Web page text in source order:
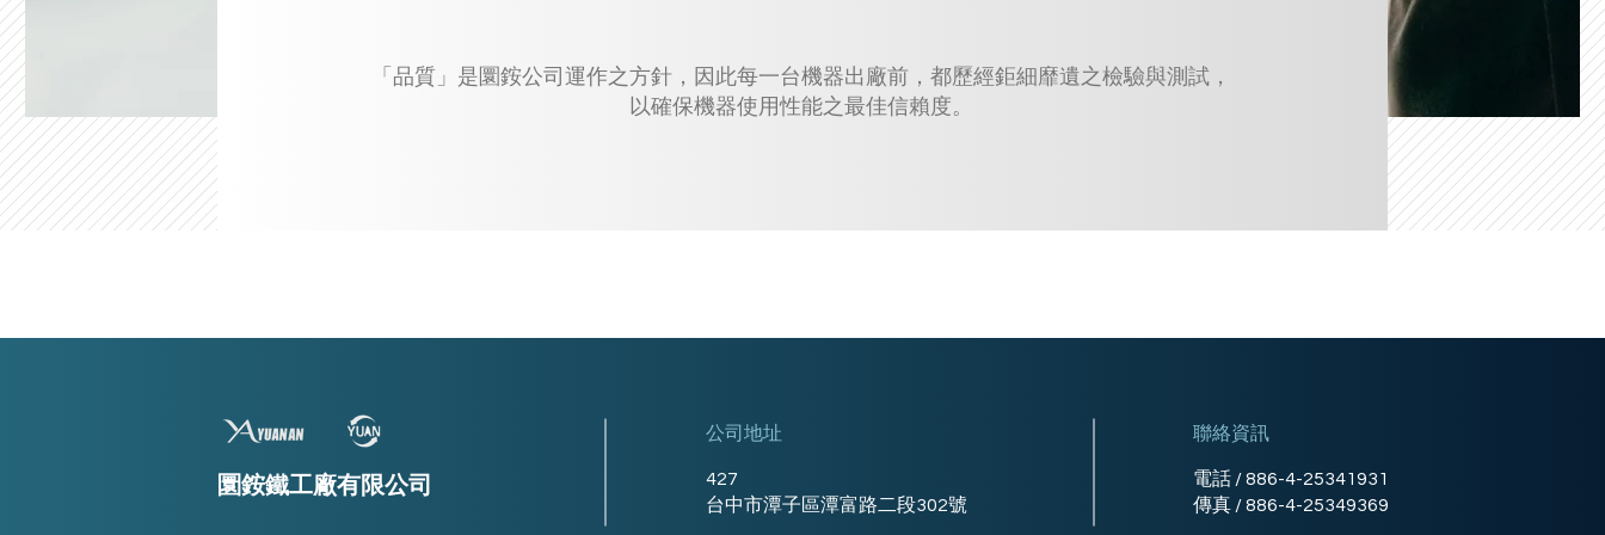
「品質」是圜銨公司運作之方針，因此每一台機器出廠前，都歷經鉅細靡遺之檢驗與測試，
以確保機器使用性能之最佳信賴度。
圜銨鐵工廠有限公司
公司地址
427
台中市潭子區潭富路二段302號
聯絡資訊
電話 / 886-4-25341931
傳真 / 886-4-25349369